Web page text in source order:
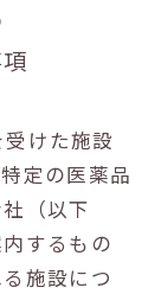
けた施設
定の医薬品
（以下
するもの
施設につ